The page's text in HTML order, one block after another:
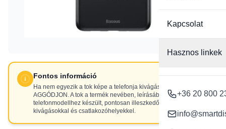
Kapcsolat
Hasznos linkek
+36 20 800
Fontos információ
Ha nem egyezik a tok képe a telefonja kivágásaival, NE
AGGÓDJON. A tok a termék nevében, leírásában szereplő
telefonmodellhez készült, pontosan illeszkedő
kivágásokkal és csatlakozóhelyekkel.